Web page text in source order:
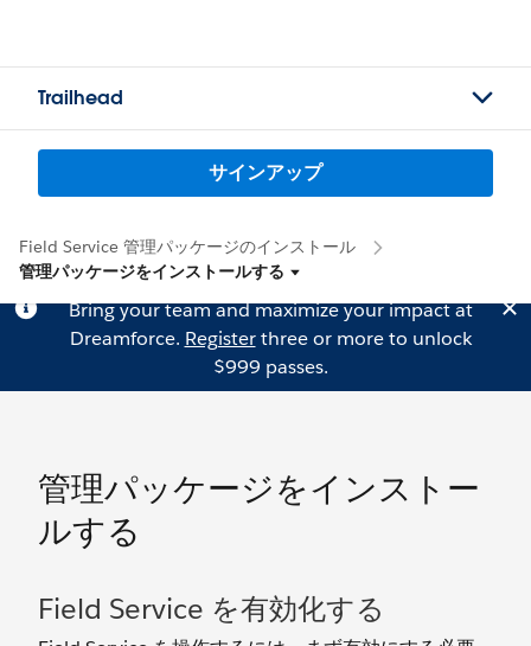
Trailhead
サインアップ
Field Service 管理パッケージのインストール
管理パッケージをインストールする
Bring your team and maximize your impact at
Dreamforce. Registerthree or more to unlock
$999 passes.
管理パッケージをインストー
ルする
Field Service を有効化する